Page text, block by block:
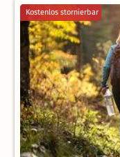
Kostenlos stornierbar